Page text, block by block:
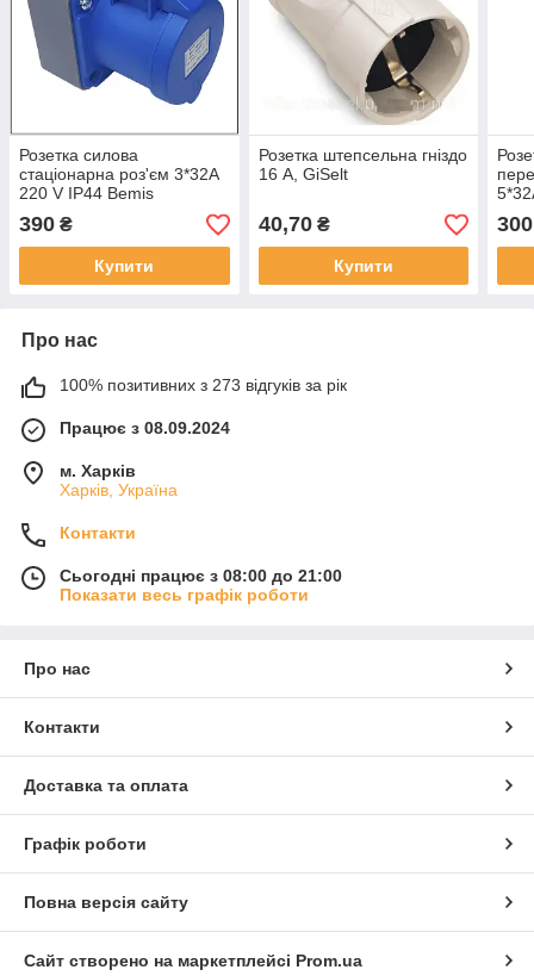
Розетка силова
стаціонарна роз'єм 3*32A
220 V IP44 Bemis
390 ₴
Купити
Розетка штепсельна гніздо
16 А, GiSelt
40,70₴
Купити
Про нас
100% позитивних з 273 відгуків за рік
Працює з 08.09.2024
м. Харків
Харків, Україна
Контакти
Сьогодні працює з 08:00 до 21:00
Показати весь графік роботи
Про нас
Контакти
Доставка та оплата
Графік роботи
Повна версія сайту
Сайт створено на маркетплейсі Prom.ua